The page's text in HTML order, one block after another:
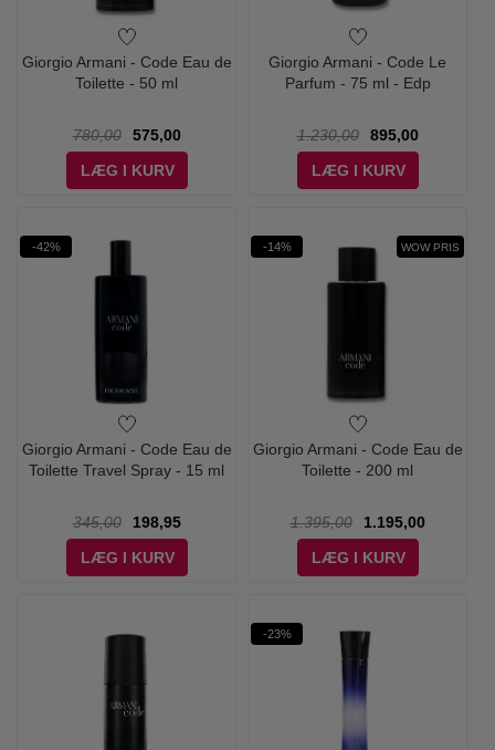
Giorgio Armani - Code Eau de
Toilette - 50 ml
780,00
575,00
LÆG I KURV
Giorgio Armani - Code Le
Parfum - 75 ml - Edp
1.230,00
895,00
LÆG I KURV
-42%
Giorgio Armani - Code Eau de
Toilette Travel Spray - 15 ml
345,00
198,95
LÆG I KURV
-14% WOW PRIS
Giorgio Armani - Code Eau de
Toilette - 200 ml
1.395,00
1.195,00
LÆG I KURV
-23%